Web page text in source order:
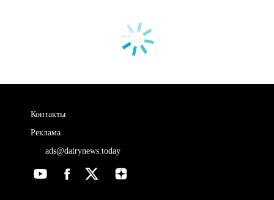
Контакты
Реклама
ads@dairynews.today